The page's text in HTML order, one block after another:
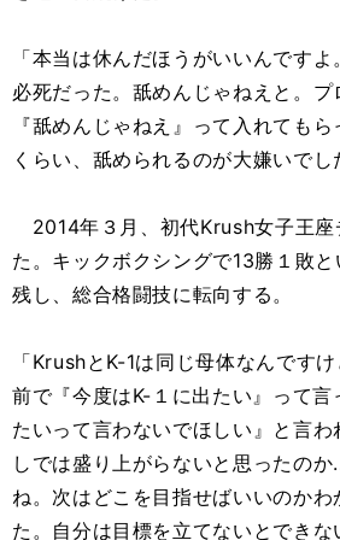
「本当は休んだほうがいいんです
必死だった。舐めんじゃねえと。プ
『舐めんじゃねえ』って入れても
くらい、舐められるのが大嫌いでし
2014年３月、初代Krush女子王座
た。キックボクシングで13勝１敗
残し、総合格闘技に転向する。
「KrushとK-1は同じ母体なんです
前で『今度はK-１に出たい』って言
たいって言わないでほしい』と言わ
しでは盛り上がらないと思ったの
ね。次はどこを目指せばいいのかわ
た。自分は目標を立てないとでき